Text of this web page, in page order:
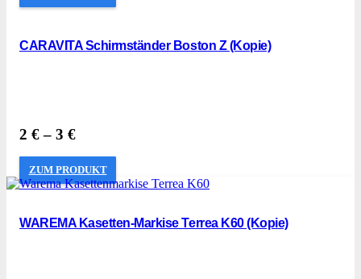
CARAVITA Schirmständer Boston Z (Kopie)
2 €– 3 €
ZUM PRODUKT
WAREMA Kasetten-Markise Terrea K60 (Kopie)